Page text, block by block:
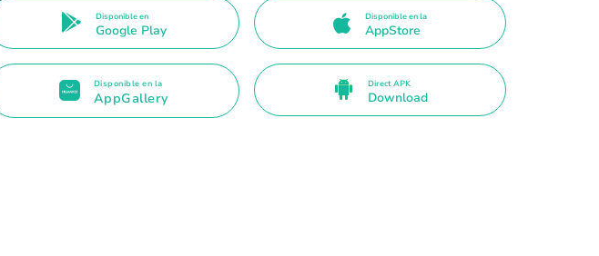
Disponible en
Google Play
Disponible en la
AppStore
Disponible en la
AppGallery
Direct APK
Download